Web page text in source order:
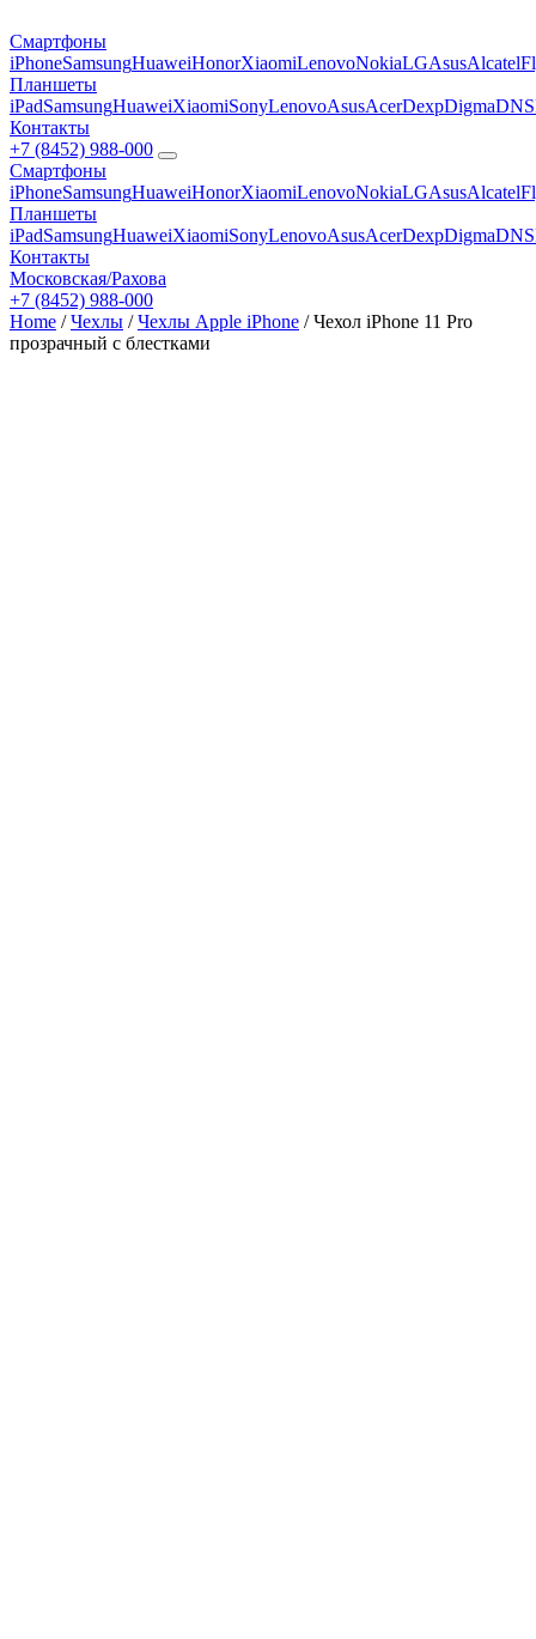
Смартфоны
iPhoneSamsungHuaweiHonorXiaomiLenovoNokiaLGAsusAlcatel
Планшеты
iPadSamsungHuaweiXiaomiSonyLenovoAsusAcerDexpDigmaDNS
Контакты
+7 (8452) 988-000
Смартфоны
iPhoneSamsungHuaweiHonorXiaomiLenovoNokiaLGAsusAlcatel
Планшеты
iPadSamsungHuaweiXiaomiSonyLenovoAsusAcerDexpDigmaDNS
Контакты
Московская/Рахова
+7 (8452) 988-000
Home /Чехлы /Чехлы Apple iPhone / Чехол iPhone 11 Pro
прозрачный с блестками